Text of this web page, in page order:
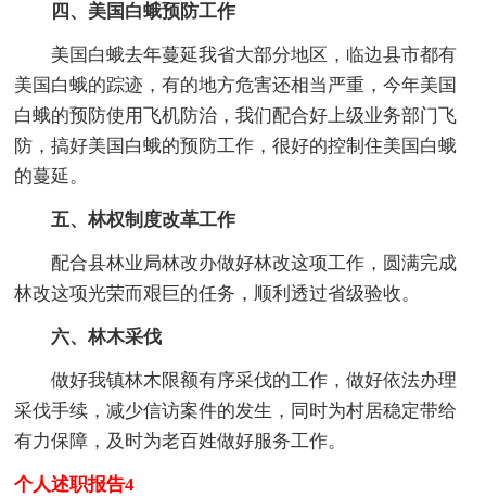
四、美国白蛾预防工作
美国白蛾去年蔓延我省大部分地区，临边县市都有
美国白蛾的踪迹，有的地方危害还相当严重，今年美国
白蛾的预防使用飞机防治，我们配合好上级业务部门飞
防，搞好美国白蛾的预防工作，很好的控制住美国白蛾
的蔓延。
五、林权制度改革工作
配合县林业局林改办做好林改这项工作，圆满完成
林改这项光荣而艰巨的任务，顺利透过省级验收。
六、林木采伐
做好我镇林木限额有序采伐的工作，做好依法办理
采伐手续，减少信访案件的发生，同时为村居稳定带给
有力保障，及时为老百姓做好服务工作。
个人述职报告4